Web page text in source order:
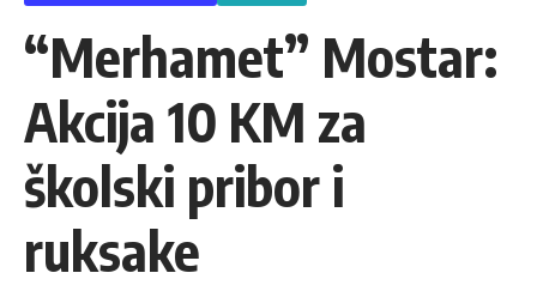
“Merhamet” Mostar:
Akcija 10 KM za
školski pribor i
ruksake